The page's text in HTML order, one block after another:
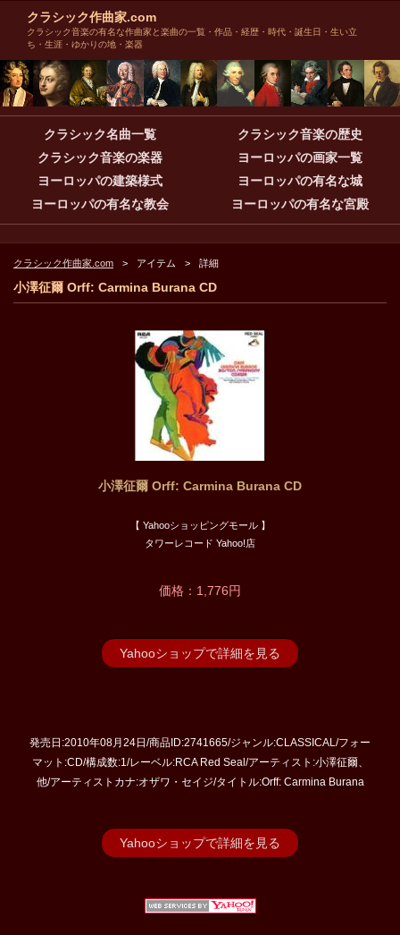
クラシック作曲家.com
クラシック音楽の有名な作曲家と楽曲の一覧・作品・経歴・時代・誕生日・生い立
ち・生涯・ゆかりの地・楽器
クラシック名曲一覧
クラシック音楽の歴史
クラシック音楽の楽器
ヨーロッパの画家一覧
ヨーロッパの建築様式
ヨーロッパの有名な城
ヨーロッパの有名な教会
ヨーロッパの有名な宮殿
クラシック作曲家.com アイテム 詳細
小澤征爾 Orff: Carmina Burana CD
小澤征爾 Orff: Carmina Burana CD
【 Yahooショッピングモール 】
タワーレコード Yahoo!店
価格：1,776円
Yahooショップで詳細を見る
発売日:2010年08月24日/商品ID:2741665/ジャンル:CLASSICAL/フォー
マット:CD/構成数:1/レーベル:RCA Red Seal/アーティスト:小澤征爾、
他/アーティストカナ:オザワ・セイジ/タイトル:Orff: Carmina Burana
Yahooショップで詳細を見る